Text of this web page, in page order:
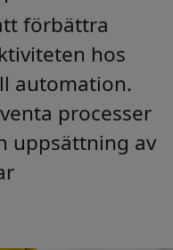
förbättra
hos
automation.
processer
uppsättning av